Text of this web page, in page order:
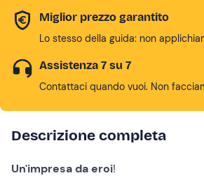
Miglior prezzo garantito
Lo stesso della guida: non
Assistenza 7 su 7
Contattaci quando vuoi. Non
Descrizione completa
Un'impresa da eroi!